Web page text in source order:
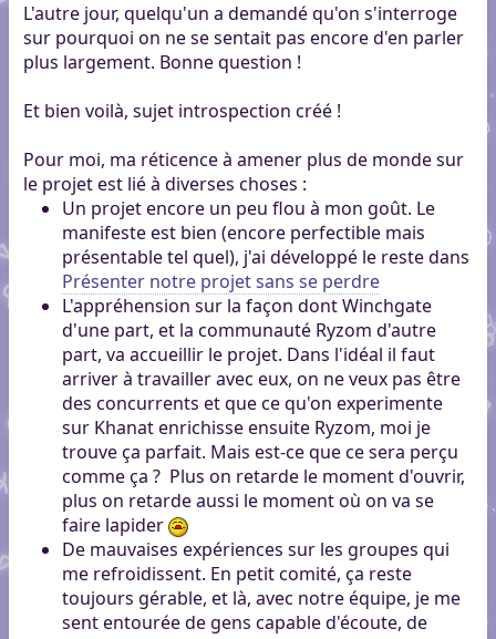
L'autre jour, quelqu'un a demandé qu'on s'interroge
sur pourquoi on ne se sentait pas encore d'en parler
plus largement. Bonne question !
Et bien voilà, sujet introspection créé !
Pour moi, ma réticence à amener plus de monde sur
le projet est lié à diverses choses :
Un projet encore un peu flou à mon goût. Le
manifeste est bien (encore perfectible mais
présentable tel quel), j'ai développé le reste dans
Présenter notre projet sans se perdre
L'appréhension sur la façon dont Winchgate
d'une part, et la communauté Ryzom d'autre
part, va accueillir le projet. Dans l'idéal il faut
arriver à travailler avec eux, on ne veux pas être
des concurrents et que ce qu'on experimente
sur Khanat enrichisse ensuite Ryzom, moi je
trouve ça parfait. Mais est-ce que ce sera perçu
comme ça ? Plus on retarde le moment d'ouvrir,
plus on retarde aussi le moment où on va se
faire lapider
De mauvaises expériences sur les groupes qui
me refroidissent. En petit comité, ça reste
toujours gérable, et là, avec notre équipe, je me
sent entourée de gens capable d'écoute, de